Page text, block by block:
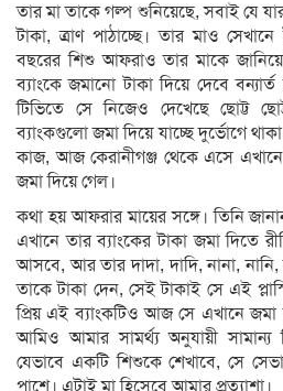
তার মা তাকে গল্প শুনিয়েছে, সবাই যে
টাকা, ত্রাণ পাঠাচ্ছে। তার মাও
বছরের শিশু আফরাও তার মাকে জানিয়ে
ব্যাংকে জমানো টাকা দিয়ে দেবে
টিভিতে সে নিজেও দেখেছে ছোট্ট
ব্যাংকগুলো জমা দিয়ে যাচ্ছে দুর্ভোগে
কাজ, আজ কেরানীগঞ্জ থেকে এসে এখানে
জমা দিয়ে গেল।
কথা হয় আফরার মায়ের সঙ্গে। তিনি
এখানে তার ব্যাংকের টাকা জমা দিতে
আসবে, আর তার দাদা, দাদি, নানা,
তাকে টাকা দেন, সেই টাকাই সে এই
প্রিয় এই ব্যাংকটিও আজ সে এখানে
আমিও আমার সামর্থ্য অনুযায়ী সামান্য
যেভাবে একটি শিশুকে শেখাবে, সে